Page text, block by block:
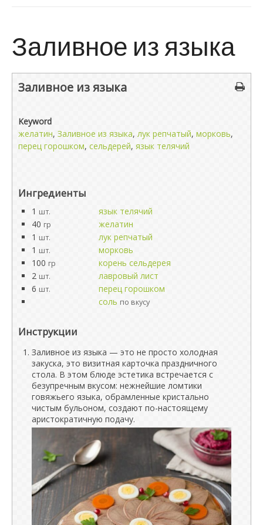
Заливное из языка
Заливное из языка
Keyword
желатин, Заливное из языка, лук репчатый, морковь,
перец горошком, сельдерей, язык телячий
Ингредиенты
1 шт.
язык телячий
40 гр
желатин
1 шт.
лук репчатый
1 шт.
морковь
100 гр
корень сельдерея
2 шт.
лавровый лист
6 шт.
перец горошком
соль по вкусу
Инструкции
Заливное из языка — это не просто холодная
закуска, это визитная карточка праздничного
стола. В этом блюде эстетика встречается с
безупречным вкусом: нежнейшие ломтики
говяжьего языка, обрамленные кристально
чистым бульоном, создают по-настоящему
аристократичную подачу.